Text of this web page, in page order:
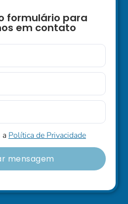
formulário para
em contato
a Política de Privacidade
mensagem